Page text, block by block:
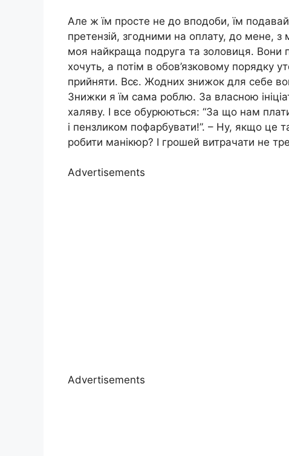
Але ж їм просте не до вподоби, їм
претензій, згодними на оплату, до мене,
моя найкраща подруга та золовиця. Вони
хочуть, а потім в обов’язковому порядку
прийняти. Всє. Жодних знижок для себе
Знижки я їм сама роблю. За власною
халяву. І все обурюються: “За що нам
і пензликом пофарбувати!”. – Ну, якщо це
робити манікюр? І грошей витрачати не
Advertisements
Advertisements